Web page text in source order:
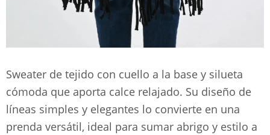
Sweater de tejido con cuello a la base y silueta
cómoda que aporta calce relajado. Su diseño de
líneas simples y elegantes lo convierte en una
prenda versátil, ideal para sumar abrigo y estilo a